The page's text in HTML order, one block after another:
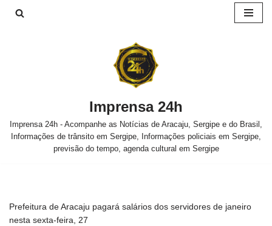
Imprensa 24h
Imprensa 24h - Acompanhe as Notícias de Aracaju, Sergipe e do Brasil,
Informações de trânsito em Sergipe, Informações policiais em Sergipe,
previsão do tempo, agenda cultural em Sergipe
Prefeitura de Aracaju pagará salários dos servidores de janeiro
nesta sexta-feira, 27